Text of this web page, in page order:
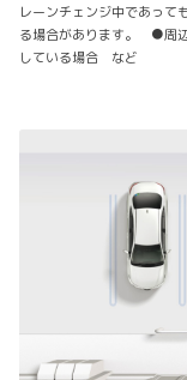
レーンチェンジ中であって
る場合があります。 ●周
している場合 など